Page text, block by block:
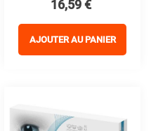
Prix
16,59 €
AJOUTER AU PANIER